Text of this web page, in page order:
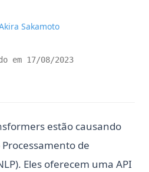
Sakamoto
em 17/08/2023
estão causando
de
Eles oferecem uma API